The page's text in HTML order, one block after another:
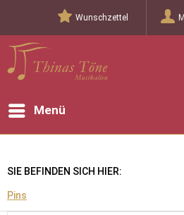
Wunschzettel
Menü
SIE BEFINDEN SICH HIER:
Pins